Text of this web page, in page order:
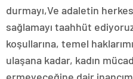
durmayı,Ve adaletin
sağlamayı taahhüt
koşullarına, temel
ulaşana kadar, kadın